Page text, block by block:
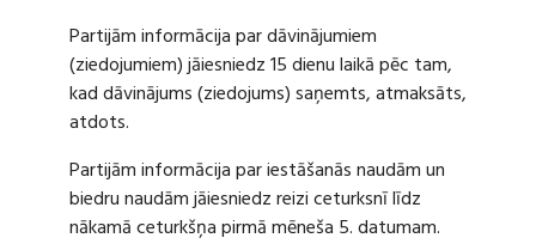
Partijām informācija par dāvinājumiem
(ziedojumiem) jāiesniedz 15 dienu laikā pēc tam,
kad dāvinājums (ziedojums) saņemts, atmaksāts,
atdots.
Partijām informācija par iestāšanās naudām un
biedru naudām jāiesniedz reizi ceturksnī līdz
nākamā ceturkšņa pirmā mēneša 5. datumam.